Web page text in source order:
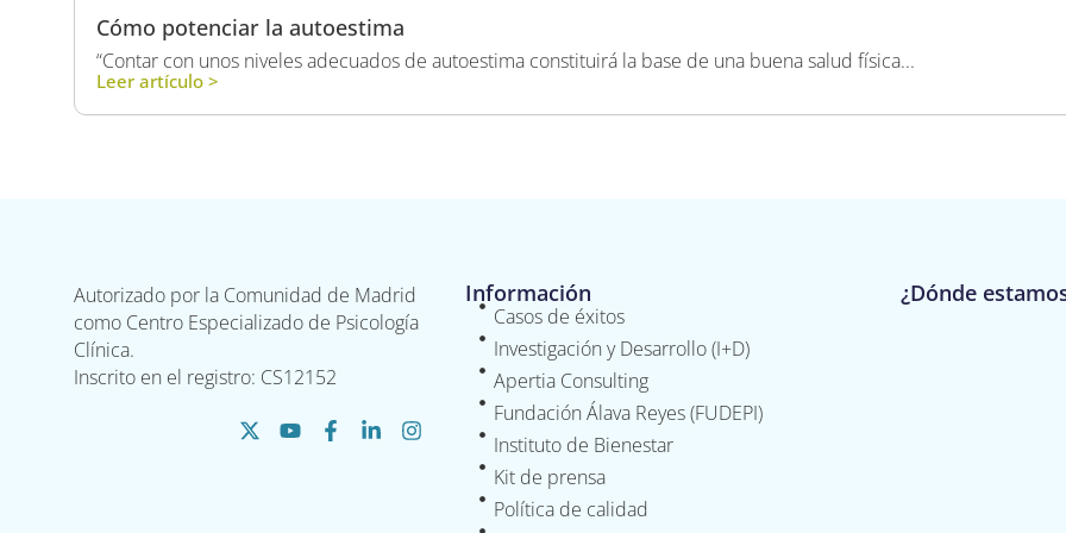
Cómo potenciar la autoestima
“Contar con unos niveles adecuados de autoestima constituirá la base de una buena salud física...
Leer artículo >
Autorizado por la Comunidad de Madrid
como Centro Especializado de Psicología
Clínica.
Inscrito en el registro: CS12152
Información
Casos de éxitos
Investigación y Desarrollo (I+D)
Apertia Consulting
Fundación Álava Reyes (FUDEPI)
Instituto de Bienestar
Kit de prensa
Política de calidad
¿Dónde